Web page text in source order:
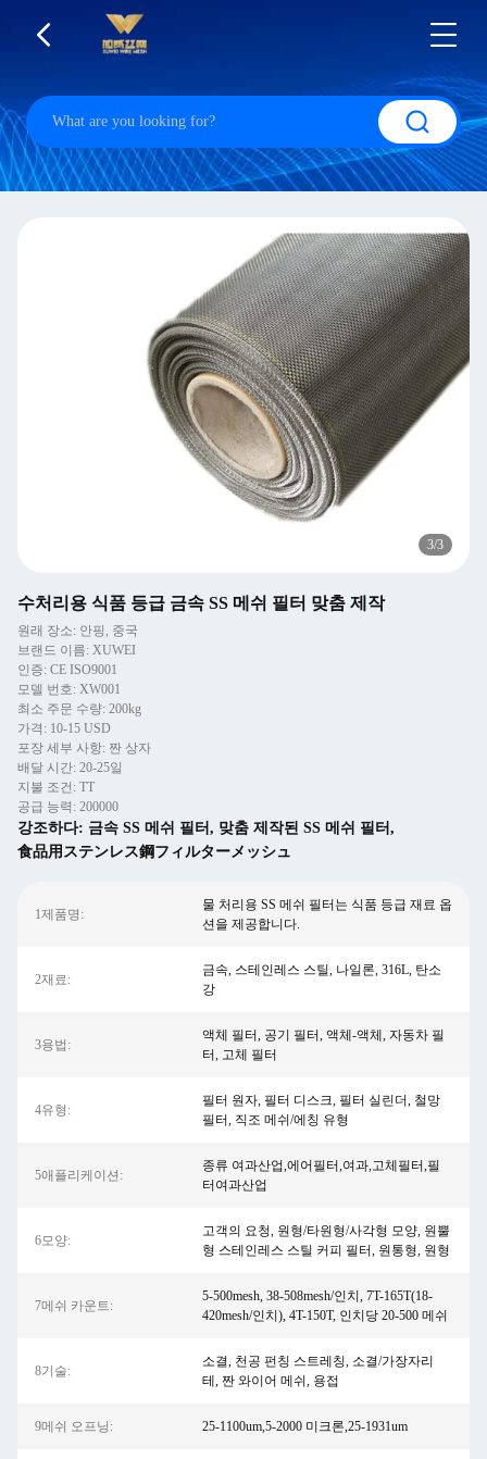
3/3
수처리용 식품 등급 금속 SS 메쉬 필터 맞춤 제작
원래 장소: 안핑, 중국
브랜드 이름: XUWEI
인증: CE ISO9001
모델 번호: XW001
최소 주문 수량: 200kg
가격: 10-15 USD
포장 세부 사항: 짠 상자
배달 시간: 20-25일
지불 조건: TT
공급 능력: 200000
강조하다: 금속 SS 메쉬 필터 , 맞춤 제작된 SS 메쉬 필터 ,
食品用ステンレス鋼フィルターメッシュ
1제품명:
물 처리용 SS 메쉬 필터는 식품 등급 재료 옵
션을 제공합니다.
2재료:
금속, 스테인레스 스틸, 나일론, 316L, 탄소
강
3용법:
액체 필터, 공기 필터, 액체-액체, 자동차 필
터, 고체 필터
4유형:
필터 원자, 필터 디스크, 필터 실린더, 철망
필터, 직조 메쉬/에칭 유형
5애플리케이션:
종류 여과산업,에어필터,여과,고체필터,필
터여과산업
6모양:
고객의 요청, 원형/타원형/사각형 모양, 원뿔
형 스테인레스 스틸 커피 필터, 원통형, 원형
7메쉬 카운트:
5-500mesh, 38-508mesh/인치, 7T-165T(18-
420mesh/인치), 4T-150T, 인치당 20-500 메쉬
8기술:
소결, 천공 펀칭 스트레칭, 소결/가장자리
테, 짠 와이어 메쉬, 용접
9메쉬 오프닝: 25-1100um,5-2000 미크론,25-1931um